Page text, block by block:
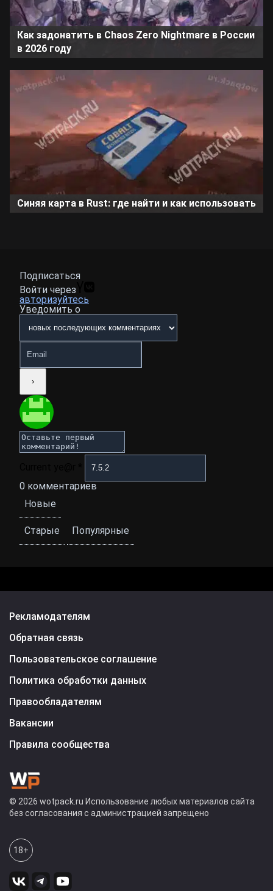
Как задонатить в Chaos Zero Nightmare в России
в 2026 году
Синяя карта в Rust: где найти и как использовать
Подписаться
Войти через
авторизуйтесь
Уведомить о
0 комментариев
Новые
Старые Популярные
Рекламодателям
Обратная связь
Пользовательское соглашение
Политика обработки данных
Правообладателям
Вакансии
Правила сообщества
© 2026 wotpack.ru Использование любых материалов сайта
без согласования с администрацией запрещено
18+